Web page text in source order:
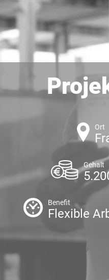
Ort
Gehalt
Benefit
Flexible